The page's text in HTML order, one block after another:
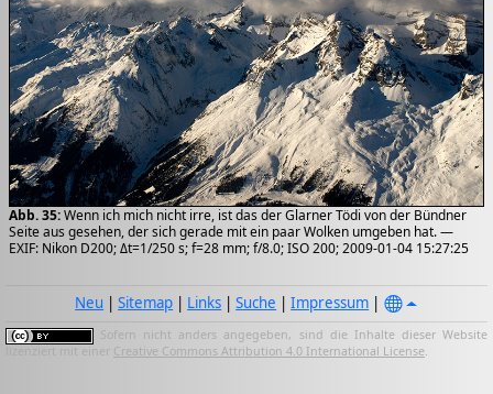
Abb. 35:Wenn ich mich nicht irre, ist das der Glarner Tödi von der Bündner
Seite aus gesehen, der sich gerade mit ein paar Wolken umgeben hat. —
EXIF: Nikon D200; Δt=1/250 s; f=28 mm; f/8.0; ISO 200; 2009-01-04 15:27:25
Neu |Sitemap | Links |Suche |Impressum |
Sofern nicht anders angegeben, sind die Inhalte dieser Website
lizenziert mit einer Creative Commons Attribution 4.0 International License.